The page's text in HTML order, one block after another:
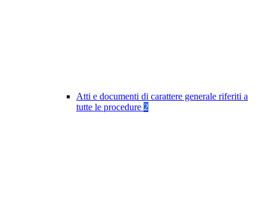
Atti e documenti di carattere generale riferiti a
tutte le procedure 2